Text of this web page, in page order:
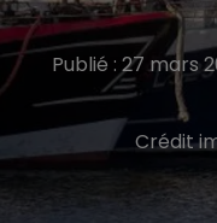
Publié : 27 mars
Crédit